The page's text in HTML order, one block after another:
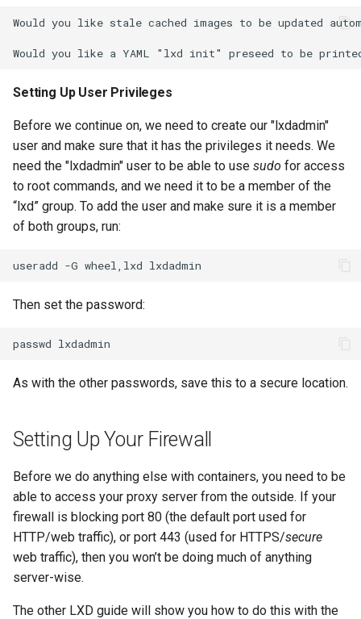
Would you like stale cached images to be updated
Setting Up User Privileges
Before we continue on, we need to create our "lxdadmin"
user and make sure that it has the privileges it needs. We
need the "lxdadmin" user to be able to use sudo for access
to root commands, and we need it to be a member of the
“lxd” group. To add the user and make sure it is a member
of both groups, run:
useradd -G wheel,lxd
Then set the password:
passwd
As with the other passwords, save this to a secure location.
Setting Up Your Firewall
Before we do anything else with containers, you need to be
able to access your proxy server from the outside. If your
firewall is blocking port 80 (the default port used for
HTTP/web traffic), or port 443 (used for HTTPS/secure
web traffic), then you won’t be doing much of anything
server-wise.
The other LXD guide will show you how to do this with the